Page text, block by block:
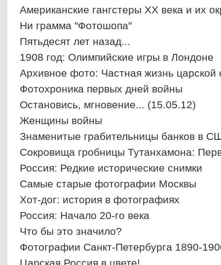
Американские гангстеры ХХ века и их
Ни грамма "Фотошопа"
Пятьдесят лет назад...
1908 год: Олимпийские игры в Лондоне
Архивное фото: Частная жизнь царской
Фотохроника первых дней войны
Остановись, мгновение... (15.05.12)
Женщины войны
Знаменитые грабительницы банков в
Сокровища гробницы Тутанхамона:
Россия: Редкие исторические снимки
Самые старые фотографии Москвы
Хот-дог: история в фотографиях
Россия: Начало 20-го века
Что бы это значило?
Фотографии Санкт-Петербурга 1890-